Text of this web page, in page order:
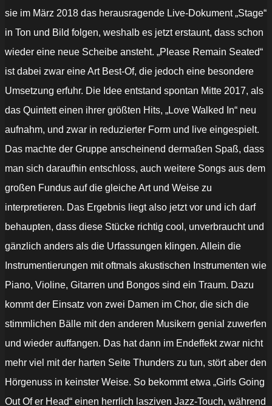
sie im März 2018 das herausragende Live-Dokument „Stage“
in Ton und Bild folgen, weshalb es jetzt erstaunt, dass schon
wieder eine neue Scheibe ansteht. „Please Remain Seated“
ist dabei zwar eine Art Best-Of, die jedoch eine besondere
Umsetzung erfuhr. Die Idee entstand spontan Mitte 2017, als
das Quintett einen ihrer größten Hits, „Love Walked In“ neu
aufnahm, und zwar in reduzierter Form und live eingespielt.
Das machte der Gruppe anscheinend dermaßen Spaß, dass
man sich daraufhin entschloss, auch weitere Songs aus dem
großen Fundus auf die gleiche Art und Weise zu
interpretieren. Das Ergebnis liegt also jetzt vor und ich darf
behaupten, dass diese Stücke richtig cool, unverbraucht und
gänzlich anders als die Urfassungen klingen. Allein die
Instrumentierungen mit oftmals akustischen Instrumenten wie
Piano, Violine, Gitarren und Bongos sind ein Traum. Dazu
kommt der Einsatz von zwei Damen im Chor, die sich die
stimmlichen Bälle mit den anderen Musikern genial zuwerfen
und wieder auffangen. Das hat dann im Endeffekt zwar nicht
mehr viel mit der harten Seite Thunders zu tun, stört aber den
Hörgenuss in keinster Weise. So bekommt etwa „Girls Going
Out Of er Head“ einen herrlich lasziven Jazz-Touch, während